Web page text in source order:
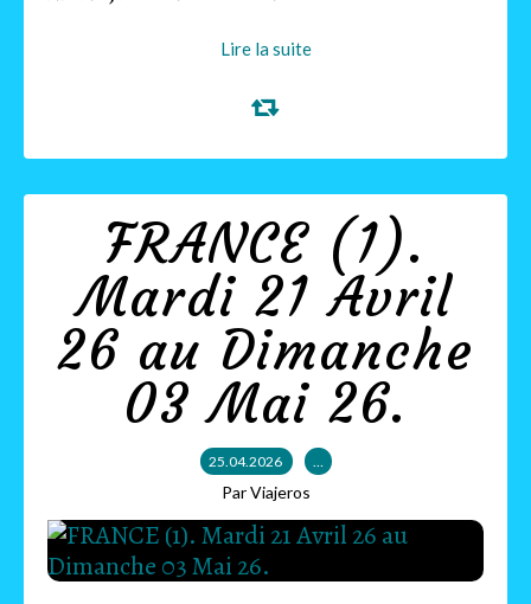
Lire la suite
FRANCE (1).
Mardi 21 Avril
26 au Dimanche
03 Mai 26.
25.04.2026 …
Par Viajeros